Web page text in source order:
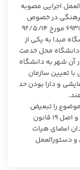
اداری، طبق بند ۲ دستورالعمل اجرایی مصوبه
انقلاب فرهنگی در خصوص
تسهیلات فرزندان اعضای هیات علمی به شماره ۶۹۳۱۲ مورخ ۹۲/۵/۱۴
مبدا به یکی از
دانشگاه محل خدمت
آن شهر به دانشگاه
تعیین سازمان
و دارا بودن حد
را تبعیض
ناروا در حق مشمولان و مغایر با بند ۹ اصل سوم و اصل ۱۹ قانون
اعضای هیات
و دستورالعمل